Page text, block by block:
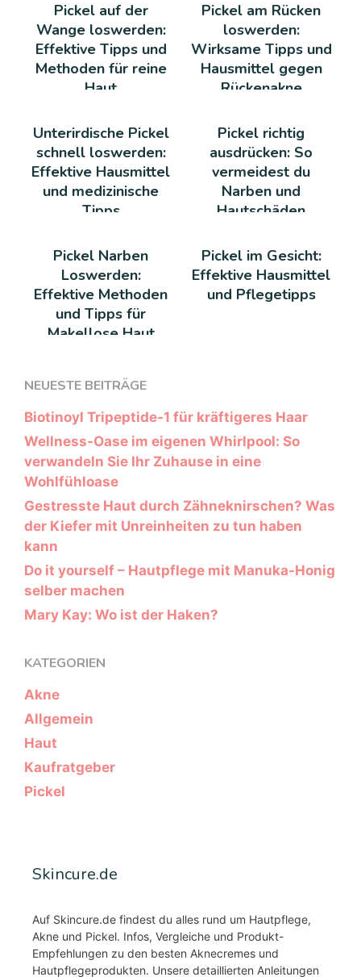
Pickel auf der
Wange loswerden:
Effektive Tipps und
Methoden für reine
Haut
Pickel am Rücken
loswerden:
Wirksame Tipps und
Hausmittel gegen
Rückenakne
Unterirdische Pickel
schnell loswerden:
Effektive Hausmittel
und medizinische
Tipps
Pickel richtig
ausdrücken: So
vermeidest du
Narben und
Hautschäden
Pickel Narben
Loswerden:
Effektive Methoden
und Tipps für
Makellose Haut
Pickel im Gesicht:
Effektive Hausmittel
und Pflegetipps
NEUESTE BEITRÄGE
Biotinoyl Tripeptide-1 für kräftigeres Haar
Wellness-Oase im eigenen Whirlpool: So
verwandeln Sie Ihr Zuhause in eine
Wohlfühloase
Gestresste Haut durch Zähneknirschen? Was
der Kiefer mit Unreinheiten zu tun haben
kann
Do it yourself – Hautpflege mit Manuka-Honig
selber machen
Mary Kay: Wo ist der Haken?
KATEGORIEN
Akne
Allgemein
Haut
Kaufratgeber
Pickel
Skincure.de
Auf Skincure.de findest du alles rund um Hautpflege,
Akne und Pickel. Infos, Vergleiche und Produkt-
Empfehlungen zu den besten Aknecremes und
Hautpflegeprodukten. Unsere detaillierten Anleitungen